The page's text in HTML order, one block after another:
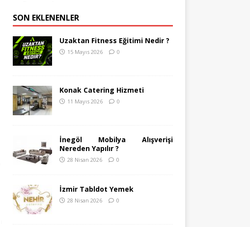
SON EKLENENLER
Uzaktan Fitness Eğitimi Nedir ?
15 Mayıs 2026 0
Konak Catering Hizmeti
11 Mayıs 2026 0
İnegöl Mobilya Alışverişi
Nereden Yapılır ?
28 Nisan 2026 0
İzmir Tabldot Yemek
28 Nisan 2026 0